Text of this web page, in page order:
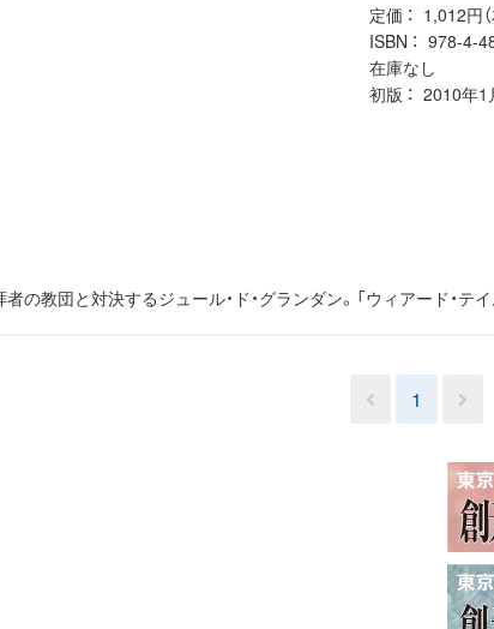
定価
1,012円
ISBN
978-4-
在庫なし
初版
2010年1
教団と対決するジュール・ド・グランダン。「ウィアード・テ
1